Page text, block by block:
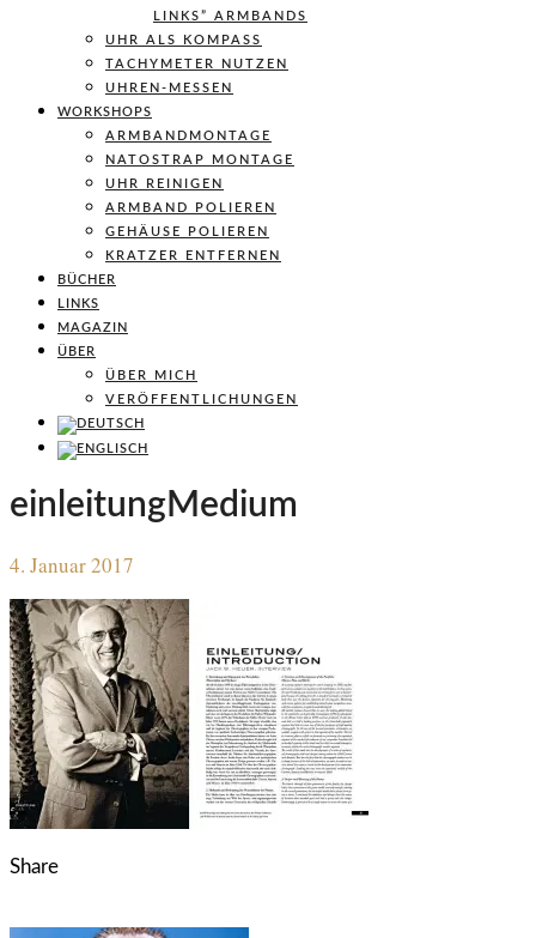
LINKS” ARMBANDS
UHR ALS KOMPASS
TACHYMETER NUTZEN
UHREN-MESSEN
WORKSHOPS
ARMBANDMONTAGE
NATOSTRAP MONTAGE
UHR REINIGEN
ARMBAND POLIEREN
GEHÄUSE POLIEREN
KRATZER ENTFERNEN
BÜCHER
LINKS
MAGAZIN
ÜBER
ÜBER MICH
VERÖFFENTLICHUNGEN
einleitungMedium
4. Januar 2017
Share